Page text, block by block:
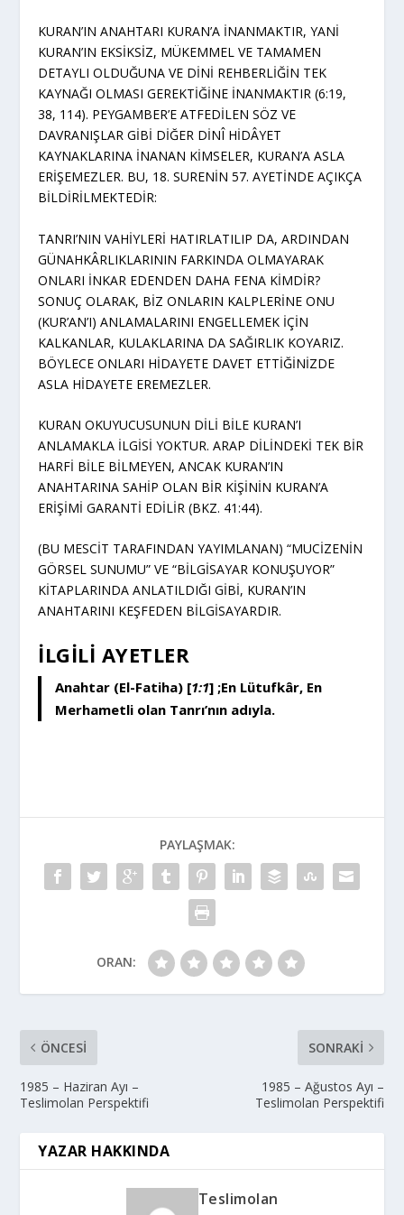
KURAN’IN ANAHTARI KURAN’A İNANMAKTIR, YANİ
KURAN’IN EKSİKSİZ, MÜKEMMEL VE TAMAMEN
DETAYLI OLDUĞUNA VE DİNİ REHBERLİĞİN TEK
KAYNAĞI OLMASI GEREKTİĞİNE İNANMAKTIR (6:19,
38, 114). PEYGAMBER’E ATFEDİLEN SÖZ VE
DAVRANIŞLAR GİBİ DİĞER DİNÎ HİDÂYET
KAYNAKLARINA İNANAN KİMSELER, KURAN’A ASLA
ERİŞEMEZLER. BU, 18. SURENİN 57. AYETİNDE AÇIKÇA
BİLDİRİLMEKTEDİR:
TANRI’NIN VAHİYLERİ HATIRLATILIP DA, ARDINDAN
GÜNAHKÂRLIKLARININ FARKINDA OLMAYARAK
ONLARI İNKAR EDENDEN DAHA FENA KİMDİR?
SONUÇ OLARAK, BİZ ONLARIN KALPLERİNE ONU
(KUR’AN’I) ANLAMALARINI ENGELLEMEK İÇİN
KALKANLAR, KULAKLARINA DA SAĞIRLIK KOYARIZ.
BÖYLECE ONLARI HİDAYETE DAVET ETTİĞİNİZDE
ASLA HİDAYETE EREMEZLER.
KURAN OKUYUCUSUNUN DİLİ BİLE KURAN’I
ANLAMAKLA İLGİSİ YOKTUR. ARAP DİLİNDEKİ TEK BİR
HARFİ BİLE BİLMEYEN, ANCAK KURAN’IN
ANAHTARINA SAHİP OLAN BİR KİŞİNİN KURAN’A
ERİŞİMİ GARANTİ EDİLİR (BKZ. 41:44).
(BU MESCİT TARAFINDAN YAYIMLANAN) “MUCİZENİN
GÖRSEL SUNUMU” VE “BİLGİSAYAR KONUŞUYOR”
KİTAPLARINDA ANLATILDIĞI GİBİ, KURAN’IN
ANAHTARINI KEŞFEDEN BİLGİSAYARDIR.
İLGILI AYETLER
Anahtar (El-Fatiha) [1:1] ;En Lütufkâr, En
Merhametli olan Tanrı’nın adıyla.
PAYLAŞMAK:
ORAN:
ÖNCESI
1985 – Haziran Ayı –
Teslimolan Perspektifi
SONRAKI
1985 – Ağustos Ayı –
Teslimolan Perspektifi
YAZAR HAKKINDA
Teslimolan